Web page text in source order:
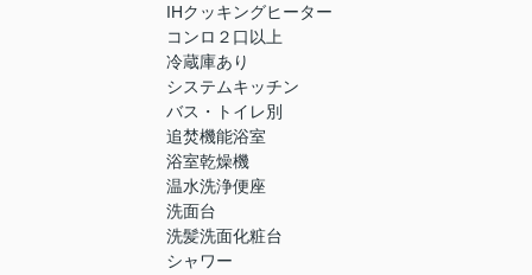
IHクッキングヒーター
コンロ２口以上
冷蔵庫あり
システムキッチン
バス・トイレ別
追焚機能浴室
浴室乾燥機
温水洗浄便座
洗面台
洗髪洗面化粧台
シャワー